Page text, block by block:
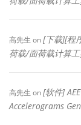
高先生 on[下载][程
荷载/面荷载计算
高先生 on[软件]
Accelerograms